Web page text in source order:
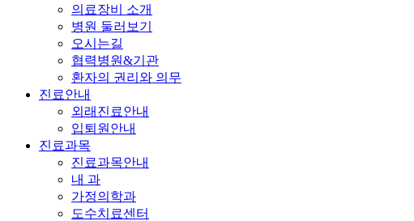
의료장비 소개
병원 둘러보기
오시는길
협력병원&기관
환자의 권리와 의무
진료안내
외래진료안내
입퇴원안내
진료과목
진료과목안내
내 과
가정의학과
도수치료센터